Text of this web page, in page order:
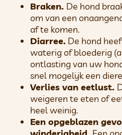
Braken. De hond
om van een
af te komen.
Diarree. De hond
waterig of bloederig
ontlasting van uw
snel mogelijk een
Verlies van eetlust.
weigeren te eten of
heel weinig.
Een opgeblazen